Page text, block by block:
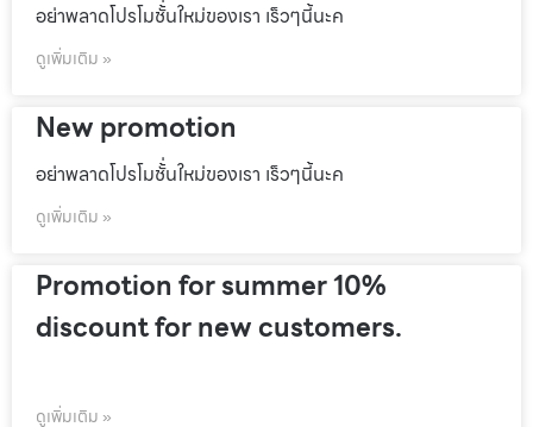
อย่าพลาดโปรโมชั้่นใหม่ของเรา เร็วๆนี้นะค
ดูเพิ่มเติม »
New promotion
อย่าพลาดโปรโมชั้่นใหม่ของเรา เร็วๆนี้นะค
ดูเพิ่มเติม »
Promotion for summer 10%
discount for new customers.
ดูเพิ่มเติม »